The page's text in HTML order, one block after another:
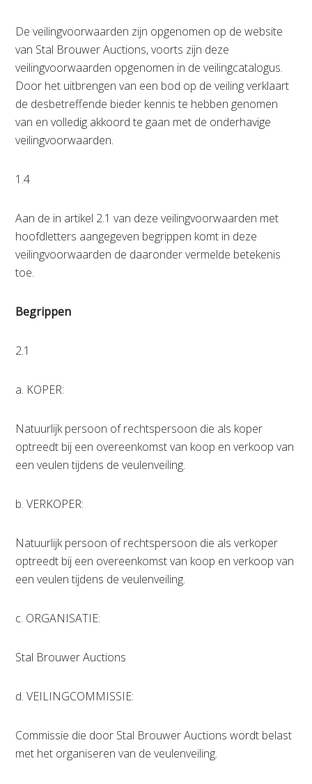
De veilingvoorwaarden zijn opgenomen op de website
van Stal Brouwer Auctions, voorts zijn deze
veilingvoorwaarden opgenomen in de veilingcatalogus.
Door het uitbrengen van een bod op de veiling verklaart
de desbetreffende bieder kennis te hebben genomen
van en volledig akkoord te gaan met de onderhavige
veilingvoorwaarden.
1.4
Aan de in artikel 2.1 van deze veilingvoorwaarden met
hoofdletters aangegeven begrippen komt in deze
veilingvoorwaarden de daaronder vermelde betekenis
toe.
Begrippen
2.1
a. KOPER:
Natuurlijk persoon of rechtspersoon die als koper
optreedt bij een overeenkomst van koop en verkoop van
een veulen tijdens de veulenveiling.
b. VERKOPER:
Natuurlijk persoon of rechtspersoon die als verkoper
optreedt bij een overeenkomst van koop en verkoop van
een veulen tijdens de veulenveiling.
c. ORGANISATIE:
Stal Brouwer Auctions
d. VEILINGCOMMISSIE:
Commissie die door Stal Brouwer Auctions wordt belast
met het organiseren van de veulenveiling.